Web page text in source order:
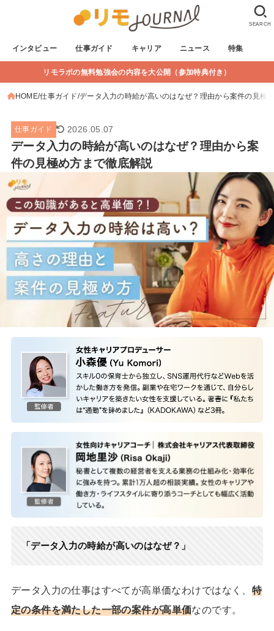
インタビュー 仕事ガイド キャリア ニュース 特集
SEARCH
リモラボの無料勉強会の内容を大公開（参加特典付き）
HOME 仕事ガイド データ入力の時給が高いのはなぜ？理由から案件の見極
仕事ガイド 2026.05.07
データ入力の時給が高いのはなぜ？理由から案
件の見極め方まで徹底解説
「データ入力の時給が高いのはなぜ？」
データ入力の仕事はすべてが高単価なわけではなく、 特
定の条件を満たした一部の案件が高単価なのです。